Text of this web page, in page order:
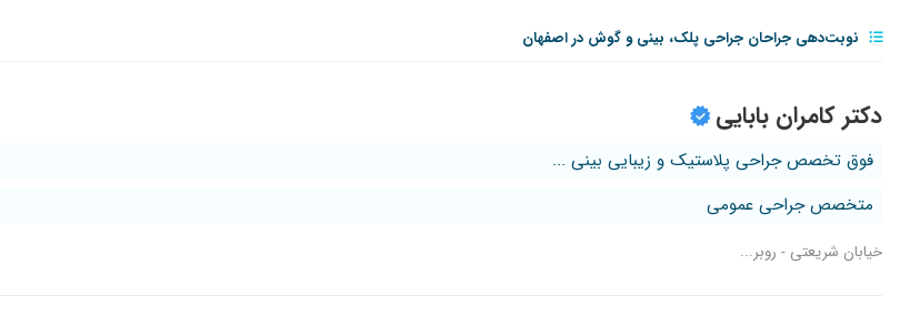
نوبت‌دهی جراحان جراحی پلک، بینی و گوش در اصفهان
دکتر کامران بابایی
فوق تخصص جراحی پلاستیک و زیبایی بینی ...
متخصص جراحی عمومی
خیابان شریعتی - روبر...